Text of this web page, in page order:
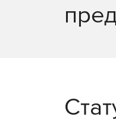
Консоль
для